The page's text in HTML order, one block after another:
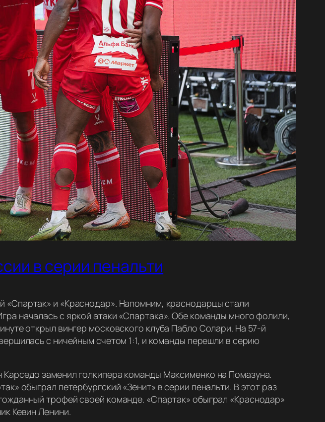
в серии пенальти
«Спартак» и «Краснодар». Напомним, краснодарцы стали
началась с яркой атаки «Спартака». Обе команды много фолили,
открыл вингер московского клуба Пабло Солари. На 57-й
с ничейным счетом 1:1, и команды перешли в серию
заменил голкипера команды Максименко на Помазуна.
обыграл петербургский «Зенит» в серии пенальти. В этот раз
трофей своей команде. «Спартак» обыграл «Краснодар»
Кевин Ленини.